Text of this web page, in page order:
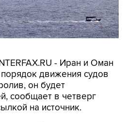
- Иран и Оман
порядок движения судов
он будет
сообщает в четверг
на источник.